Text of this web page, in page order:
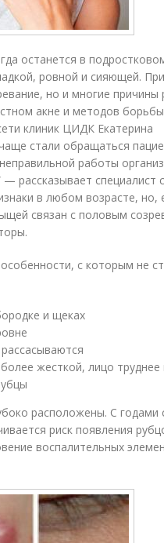
останется в
ровной и сияющей.
но и многие причины
акне и методов
клиник ЦИДК Екатерина
стали обращаться
работы
рассказывает специалист
в любом возрасте, но,
связан с половым
с которым не
и щеках
жесткой, лицо труднее
расположены. С годами
риск появления
воспалительных